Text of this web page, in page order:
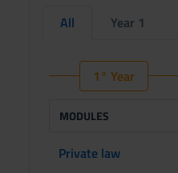
All Year 1
1° Year
MODULES
Private law